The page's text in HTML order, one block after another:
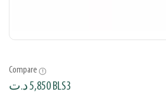
Compare
5,850د.ت BLS3